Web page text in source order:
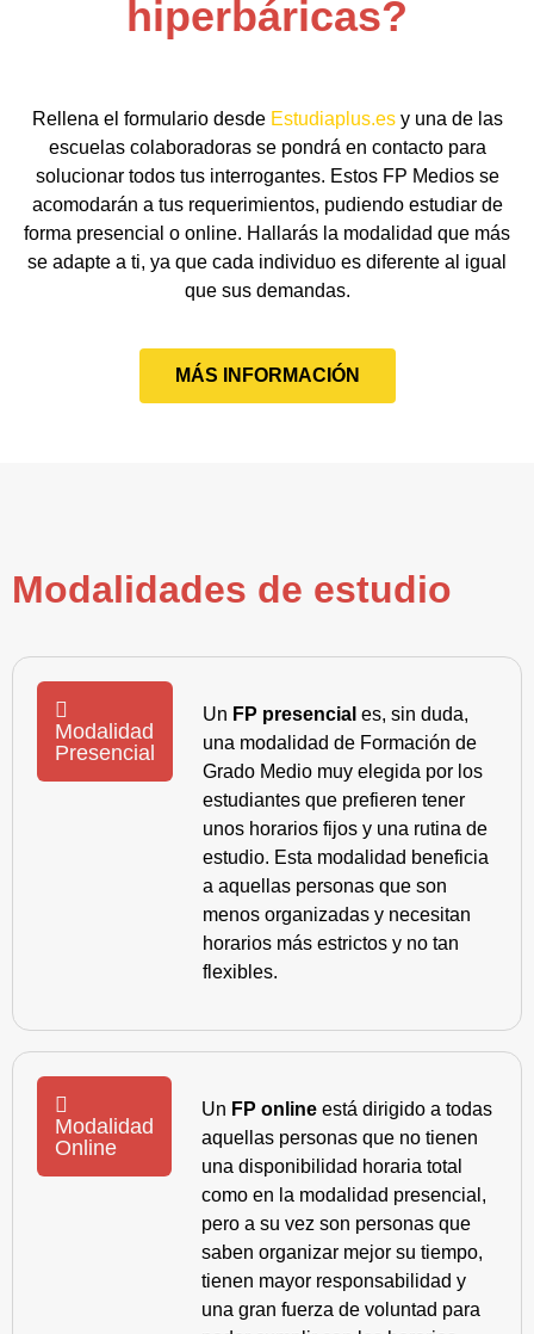
hiperbáricas?
Rellena el formulario desde Estudiaplus.esy una de las
escuelas colaboradoras se pondrá en contacto para
solucionar todos tus interrogantes. Estos FP Medios se
acomodarán a tus requerimientos, pudiendo estudiar de
forma presencial o online. Hallarás la modalidad que más
se adapte a ti, ya que cada individuo es diferente al igual
que sus demandas.
MÁS INFORMACIÓN
Modalidades de estudio
Modalidad
Presencial
Un FP presencial es, sin duda,
una modalidad de Formación de
Grado Medio muy elegida por los
estudiantes que prefieren tener
unos horarios fijos y una rutina de
estudio. Esta modalidad beneficia
a aquellas personas que son
menos organizadas y necesitan
horarios más estrictos y no tan
flexibles.
Modalidad
Online
Un FP online está dirigido a todas
aquellas personas que no tienen
una disponibilidad horaria total
como en la modalidad presencial,
pero a su vez son personas que
saben organizar mejor su tiempo,
tienen mayor responsabilidad y
una gran fuerza de voluntad para